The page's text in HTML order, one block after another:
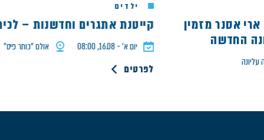
של ארי אסנר מזמין
ילדים
קייטנת אתגרים וחדשנות –
יום א׳ - 16.08, 08:00 אולם ״כותר פיס״
לפרטים